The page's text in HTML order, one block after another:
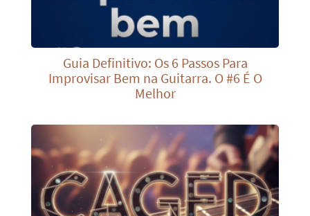
Guia Definitivo: Os 6 Passos Para
Improvisar Bem na Guitarra. O #6 É O
Melhor